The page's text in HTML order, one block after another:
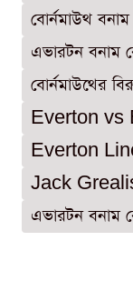
বোর্নমাউথ
এভারটন বনাম
বোর্নমাউথের
Everton vs
Everton
Jack
এভারটন বনাম